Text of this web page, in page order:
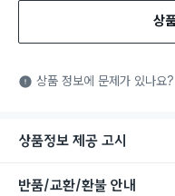
식품용 기구: 식품
는 식품첨가물에
상
상품 정보에 문제가 있나요?
상품정보 제공 고시
반품/교환/환불 안내